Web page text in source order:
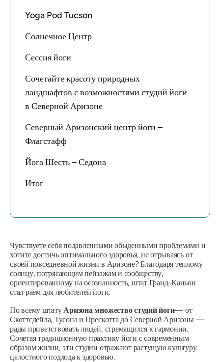
Yoga Pod Tucson
Солнечное Центр
Сессия йоги
Сочетайте красоту природных
ландшафтов с возможностями студий йоги
в Северной Аризоне
Северный Аризонский центр йоги –
Флагстафф
Йога Шесть – Седона
Итог
Чувствуете себя подавленными обыденными проблемами и
хотите достичь оптимального здоровья, не отрываясь от
своей повседневной жизни в Аризоне? Благодаря теплому
солнцу, потрясающим пейзажам и сообществу,
ориентированному на осознанность, штат Гранд-Каньон
стал раем для любителей йоги.
По всему штатуАризона множество студий йоги— от
Скоттсдейла, Тусона и Прескотта до Северной Аризоны —
рады приветствовать людей, стремящихся к гармонии.
Сочетая традиционную практику йоги с современным
образом жизни, эти студии отражают растущую культуру
целостного подхода к здоровью.